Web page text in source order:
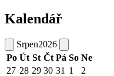
Kalendář
Srpen2026
Po Út St Čt Pá So Ne
27 28 29 30 31 1
2